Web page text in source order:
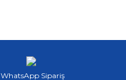
WhatsApp Sipariş